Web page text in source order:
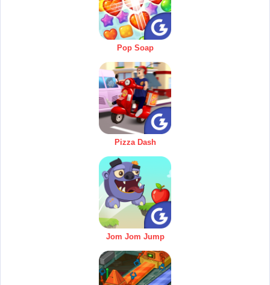
Pop Soap
Pizza Dash
Jom Jom Jump